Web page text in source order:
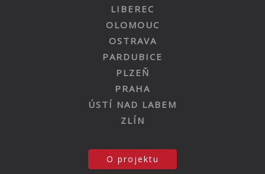
LIBEREC
OLOMOUC
OSTRAVA
PARDUBICE
PLZEŇ
PRAHA
ÚSTÍ NAD LABEM
ZLÍN
O projektu